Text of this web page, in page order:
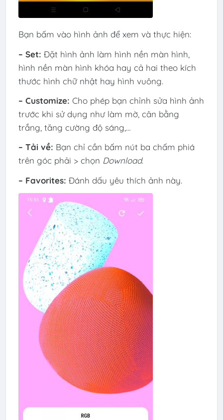
Bạn bấm vào hình ảnh để xem và thực hiện:
– Set: Đặt hình ảnh làm hình nền màn hình,
hình nền màn hình khóa hay cả hai theo kích
thước hình chữ nhật hay hình vuông.
– Customize: Cho phép bạn chỉnh sửa hình ảnh
trước khi sử dụng như làm mờ, cân bằng
trắng, tăng cường độ sáng,…
– Tải về: Bạn chỉ cần bấm nút ba chấm phiá
trên góc phải > chọn Download.
– Favorites: Đánh dấu yêu thích ảnh này.